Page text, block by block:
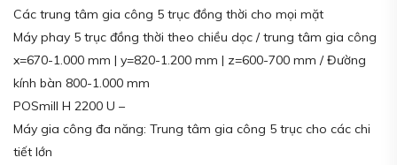
Các trung tâm gia công 5 trục đồng thời cho mọi mặt
Máy phay 5 trục đồng thời theo chiều dọc / trung tâm gia công
x=670-1.000 mm | y=820-1.200 mm | z=600-700 mm / Đường
kính bàn 800-1.000 mm
POSmill H 2200 U –
Máy gia công đa năng: Trung tâm gia công 5 trục cho các chi
tiết lớn